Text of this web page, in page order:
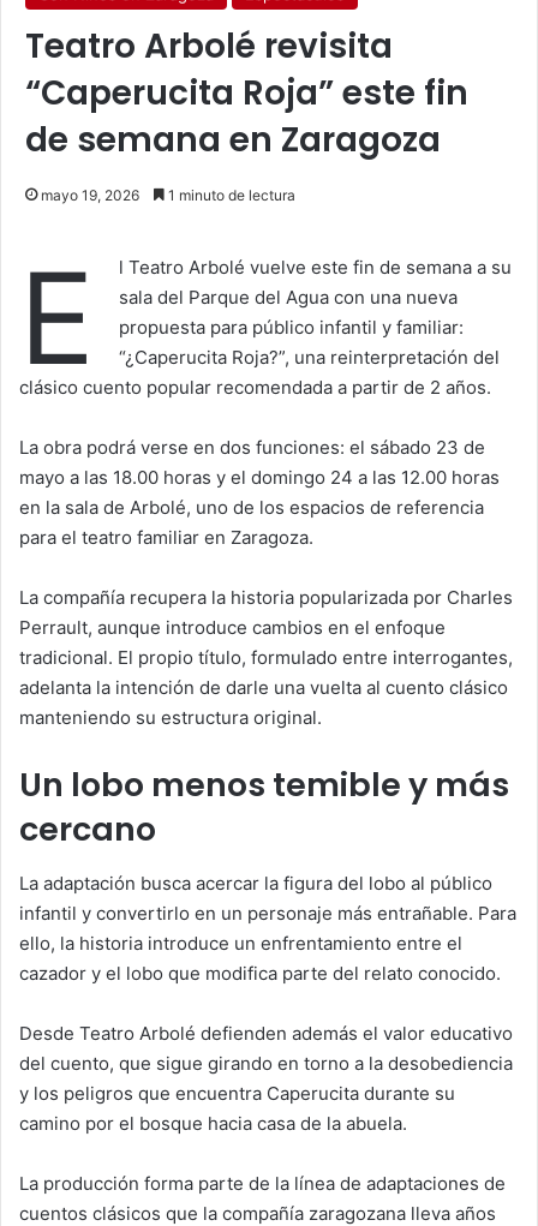
Teatro Arbolé revisita
“Caperucita Roja” este fin
de semana en Zaragoza
mayo 19, 2026 1 minuto de lectura
E l Teatro Arbolé vuelve este fin de semana a su
sala del Parque del Agua con una nueva
propuesta para público infantil y familiar:
“¿Caperucita Roja?”, una reinterpretación del
clásico cuento popular recomendada a partir de 2 años.
La obra podrá verse en dos funciones: el sábado 23 de
mayo a las 18.00 horas y el domingo 24 a las 12.00 horas
en la sala de Arbolé, uno de los espacios de referencia
para el teatro familiar en Zaragoza.
La compañía recupera la historia popularizada por Charles
Perrault, aunque introduce cambios en el enfoque
tradicional. El propio título, formulado entre interrogantes,
adelanta la intención de darle una vuelta al cuento clásico
manteniendo su estructura original.
Un lobo menos temible y más
cercano
La adaptación busca acercar la figura del lobo al público
infantil y convertirlo en un personaje más entrañable. Para
ello, la historia introduce un enfrentamiento entre el
cazador y el lobo que modifica parte del relato conocido.
Desde Teatro Arbolé defienden además el valor educativo
del cuento, que sigue girando en torno a la desobediencia
y los peligros que encuentra Caperucita durante su
camino por el bosque hacia casa de la abuela.
La producción forma parte de la línea de adaptaciones de
cuentos clásicos que la compañía zaragozana lleva años